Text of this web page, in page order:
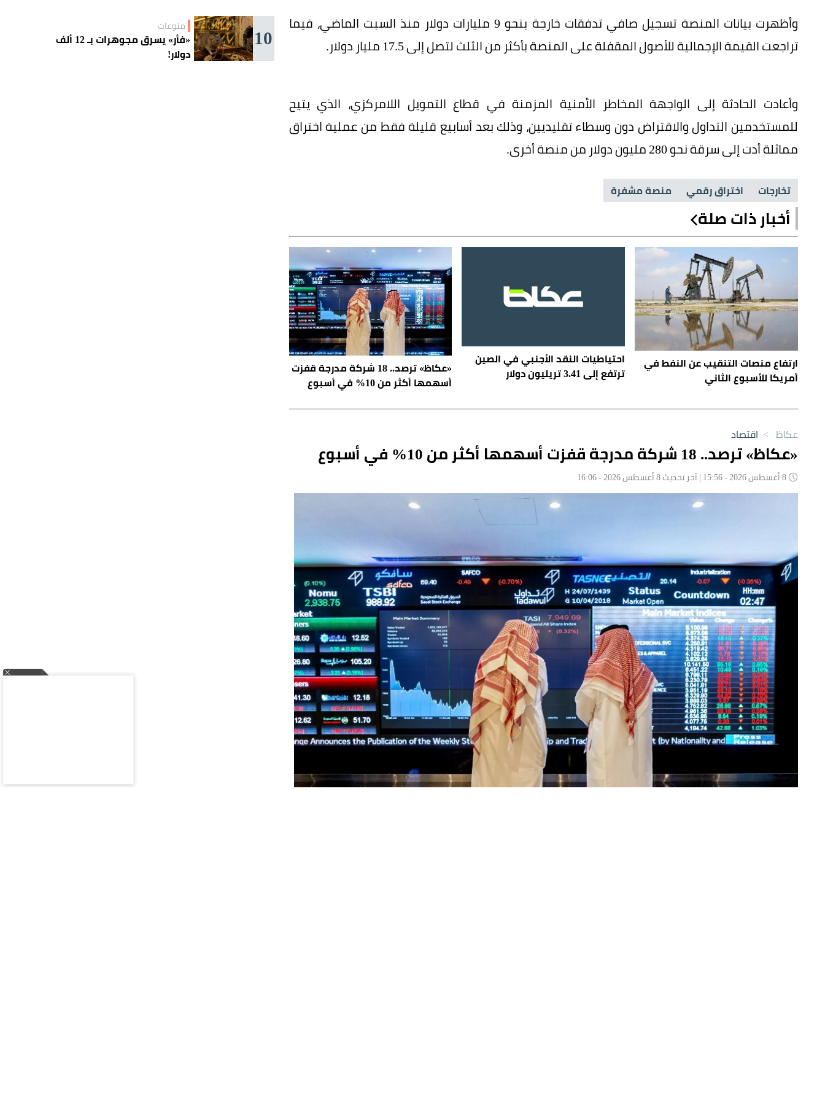
وأظهرت بيانات المنصة تسجيل صافي تدفقات خارجة بنحو 9 مليارات دولار منذ السبت الماضي، فيما
تراجعت القيمة الإجمالية للأصول المقفلة على المنصة بأكثر من الثلث لتصل إلى 17.5 مليار دولار.
وأعادت الحادثة إلى الواجهة المخاطر الأمنية المزمنة في قطاع التمويل اللامركزي، الذي يتيح
للمستخدمين التداول والاقتراض دون وسطاء تقليديين، وذلك بعد أسابيع قليلة فقط من عملية اختراق
مماثلة أدت إلى سرقة نحو 280 مليون دولار من منصة أخرى.
تخارجات اختراق رقمي منصة مشفرة
أخبار ذات صلة
ارتفاع منصات التنقيب عن النفط في
أمريكا للأسبوع الثاني
احتياطيات النقد الأجنبي في الصين
ترتفع إلى 3.41 تريليون دولار
«عكاظ» ترصد.. 18 شركة مدرجة قفزت
أسهمها أكثر من 10% في أسبوع
10 منوعات
«فأر» يسرق مجوهرات بـ 12 ألف
دولار!
عكاظ > اقتصاد
«عكاظ» ترصد.. 18 شركة مدرجة قفزت أسهمها أكثر من 10% في أسبوع